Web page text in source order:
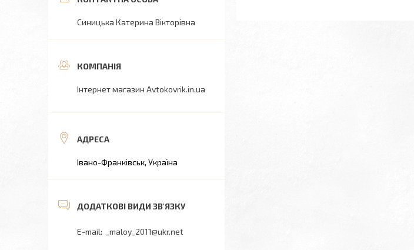
Синицька Катерина Вікторівна
Інтернет магазин Avtokovrik.in.ua
Івано-Франківськ, Україна
_maloy_2011@ukr.net